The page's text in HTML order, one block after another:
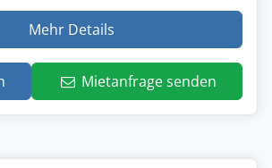
Mehr Details
Mietanfrage senden